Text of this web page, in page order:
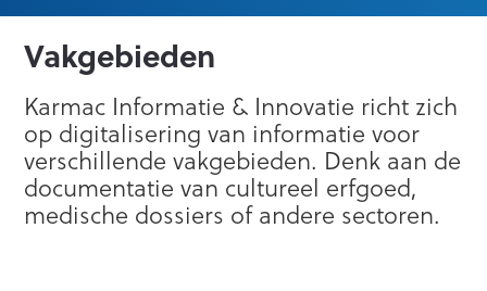
Vakgebieden
Karmac Informatie & Innovatie richt zich
op digitalisering van informatie voor
verschillende vakgebieden. Denk aan de
documentatie van cultureel erfgoed,
medische dossiers of andere sectoren.